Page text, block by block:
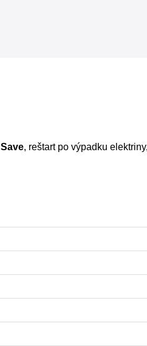
I Save, reštart po výpadku